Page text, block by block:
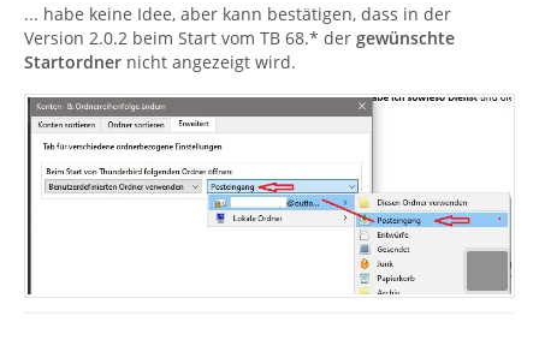
... habe keine Idee, aber kann bestätigen, dass in der
Version 2.0.2 beim Start vom TB 68.* der gewünschte
Startordner nicht angezeigt wird.